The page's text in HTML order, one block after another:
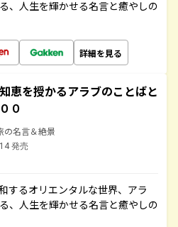
、人生を輝かせる名言と癒やしの
詳細を見る
恵を授かるアラブのことばと
０
の名言＆絶景
発売
するオリエンタルな世界、アラ
、人生を輝かせる名言と癒やしの